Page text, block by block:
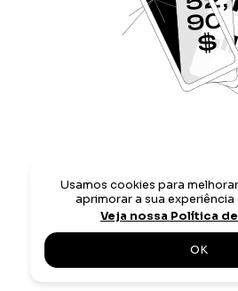
Usamos cookies para
aprimorar a sua
Veja nossa Política
OK